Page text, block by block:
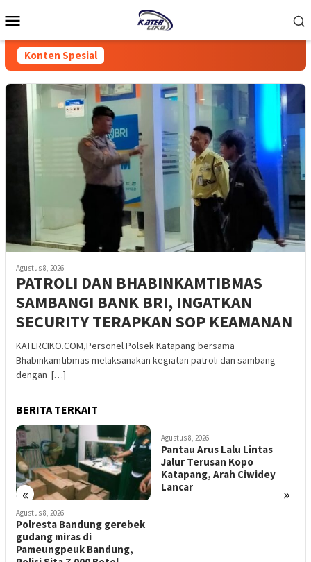
ke
Mobile
Konten Spesial
Agustus 8, 2026
‎PATROLI DAN BHABINKAMTIBMAS
SAMBANGI BANK BRI, INGATKAN
SECURITY TERAPKAN SOP KEAMANAN
KATERCIKO.COM,Personel Polsek Katapang bersama
Bhabinkamtibmas melaksanakan kegiatan patroli dan sambang
dengan […]
BERITA TERKAIT
« »
Agustus 8, 2026
Pantau Arus Lalu Lintas
Jalur Terusan Kopo
Katapang, Arah Ciwidey
Lancar